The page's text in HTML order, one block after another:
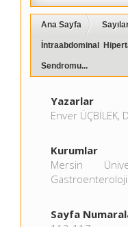
Ana Sayfa
İntraabdominal
Sendromu...
Yazarlar
Enver ÜÇBİLEK,
Kurumlar
Mersin
Gastroenteroloji
Sayfa